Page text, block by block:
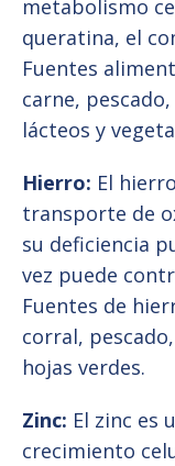
metabolismo
queratina, el
Fuentes
carne,
lácteos y
Hierro: El
transporte de
su deficiencia
vez puede
Fuentes de
corral,
hojas verdes.
Zinc: El zinc es
crecimiento